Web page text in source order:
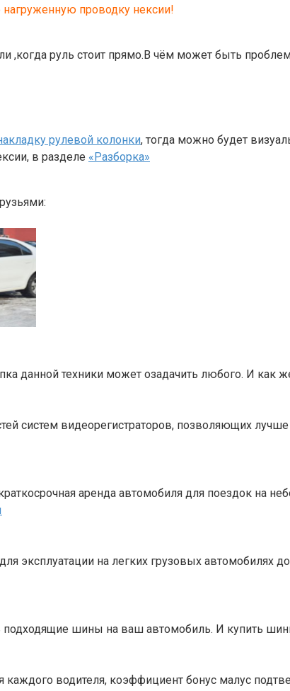
проводку нексии!
,когда руль стоит прямо.В чём может быть
рулевой колонки, тогда можно будет
в разделе «Разборка»
данной техники может озадачить любого. И как
систем видеорегистраторов, позволяющих
аренда автомобиля для поездок на
эксплуатации на легких грузовых автомобилях
подходящие шины на ваш автомобиль. И купить
водителя, коэффициент бонус малус